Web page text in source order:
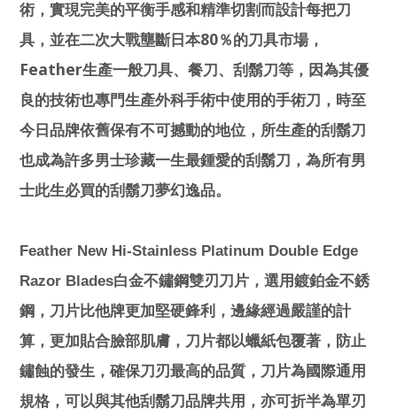
術，實現完美的平衡手感和精準切割而設計每把刀
具，並在二次大戰壟斷日本80％的刀具市場，
Feather生產一般刀具、餐刀、刮鬍刀等，因為其優
良的技術也專門生產外科手術中使用的手術刀，時至
今日品牌依舊保有不可撼動的地位，所生產的刮鬍刀
也成為許多男士珍藏一生最鍾愛的刮鬍刀，為所有男
士此生必買的刮鬍刀夢幻逸品。
Feather New Hi-Stainless Platinum Double Edge
Razor Blades白金不鏽鋼雙刃刀片，選用鍍鉑金不銹
鋼，刀片比他牌更加堅硬鋒利，邊緣經過嚴謹的計
算，更加貼合臉部肌膚，刀片都以蠟紙包覆著，防止
鏽蝕的發生，確保刀刃最高的品質，刀片為國際通用
規格，可以與其他刮鬍刀品牌共用，亦可折半為單刃